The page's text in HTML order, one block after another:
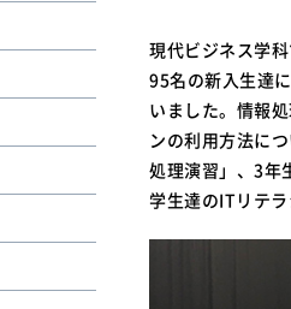
現代ビジネス学
95名の新入生達
いました。情報
ンの利用方法に
処理演習」、3年
学生達のITリテ